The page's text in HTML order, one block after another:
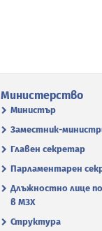
Министерство
Министър
Заместник-
Главен секретар
Парламентарен
Длъжностно лице
в МЗХ
Структура